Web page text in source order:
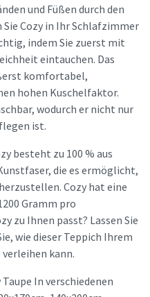
und Füßen durch den
Cozy in Ihr Schlafzimmer
indem Sie zuerst mit
eintauchen. Das
komfortabel,
hohen Kuschelfaktor.
wodurch er nicht nur
ist.
besteht zu 100 % aus
die es ermöglicht,
Cozy hat eine
Gramm pro
zu Ihnen passt? Lassen Sie
wie dieser Teppich Ihrem
kann.
In verschiedenen